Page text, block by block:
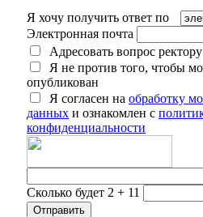
Я хочу получить ответ по
Электронная почта
Адресовать вопрос ректору
Я не против того, чтобы
опубликован
Я согласен на обработку
данных и ознакомлен с
конфиденциальности
Сколько будет 2 + 11